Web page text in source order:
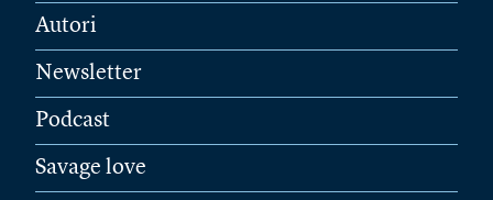
Autori
Newsletter
Podcast
Savage love